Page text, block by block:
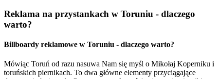
Reklama na przystankach w Toruniu - dlaczego
warto?
Billboardy reklamowe w Toruniu - dlaczego warto?
Mówiąc Toruń od razu nasuwa Nam się myśl o Mikołaj Koperniku i
toruńskich piernikach. To dwa główne elementy przyciągające